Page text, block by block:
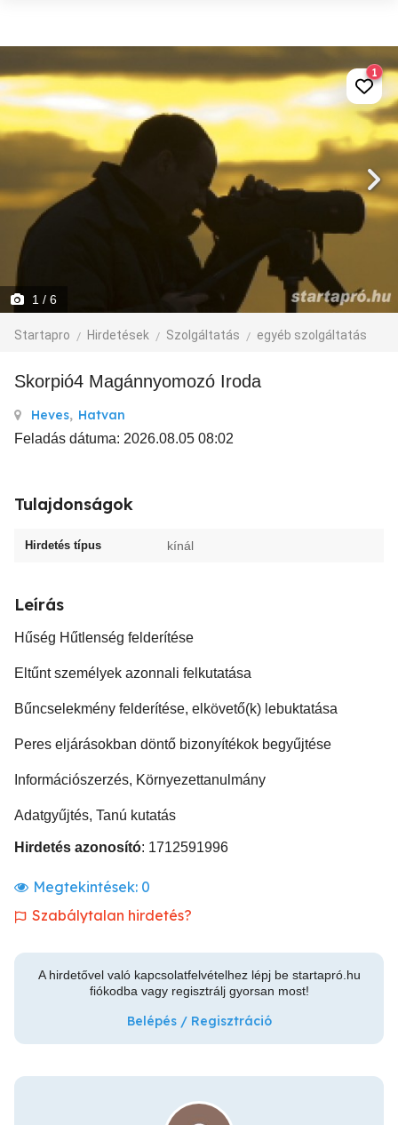
1 / 6
Startapro Hirdetések Szolgáltatás egyéb szolgáltatás
1
Skorpió4 Magánnyomozó Iroda
Heves, Hatvan
Feladás dátuma: 2026.08.05 08:02
Tulajdonságok
Hirdetés típus kínál
Leírás
Hűség Hűtlenség felderítése
Eltűnt személyek azonnali felkutatása
Bűncselekmény felderítése, elkövető(k) lebuktatása
Peres eljárásokban döntő bizonyítékok begyűjtése
Információszerzés, Környezettanulmány
Adatgyűjtés, Tanú kutatás
Hirdetés azonosító: 1712591996
Megtekintések: 0
Szabálytalan hirdetés?
A hirdetővel való kapcsolatfelvételhez lépj be startapró.hu
fiókodba vagy regisztrálj gyorsan most!
Belépés / Regisztráció